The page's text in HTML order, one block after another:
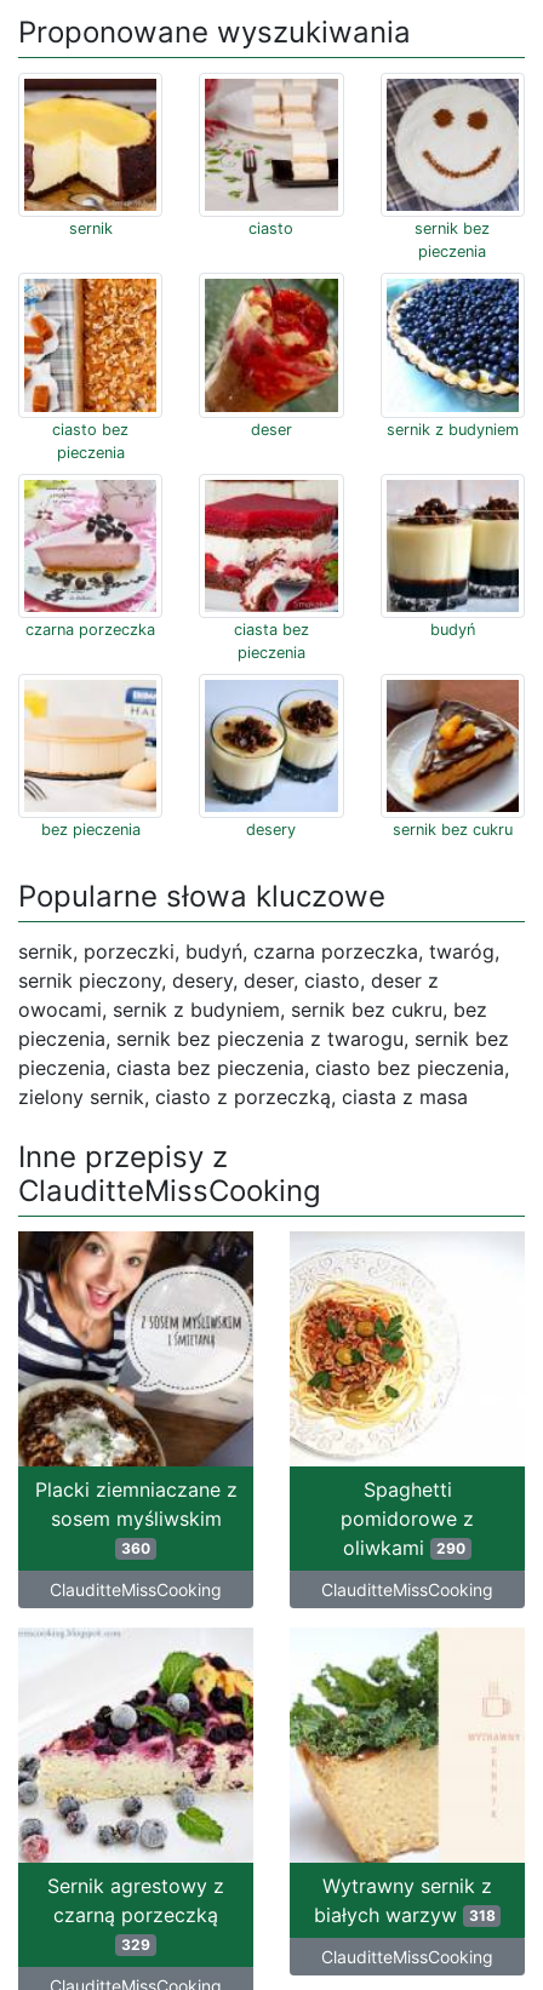
Proponowane wyszukiwania
sernik ciasto
sernik bez
pieczenia
ciasto bez
pieczenia
deser sernik z budyniem
czarna porzeczka
ciasta bez
pieczenia
budyń
bez pieczenia desery sernik bez cukru
Popularne słowa kluczowe
sernik, porzeczki, budyń, czarna porzeczka, twaróg,
sernik pieczony, desery, deser, ciasto, deser z
owocami, sernik z budyniem, sernik bez cukru, bez
pieczenia, sernik bez pieczenia z twarogu, sernik bez
pieczenia, ciasta bez pieczenia, ciasto bez pieczenia,
zielony sernik, ciasto z porzeczką, ciasta z masa
Inne przepisy z
ClauditteMissCooking
Placki ziemniaczane z
sosem myśliwskim
360
ClauditteMissCooking
Spaghetti
pomidorowe z
oliwkami 290
ClauditteMissCooking
Sernik agrestowy z
czarną porzeczką
329
Wytrawny sernik z
białych warzyw
318
ClauditteMissCooking